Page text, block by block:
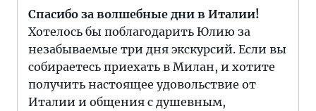
Спасибо за волшебные дни в Италии!
Хотелось бы поблагодарить Юлию за
незабываемые три дня экскурсий. Если вы
собираетесь приехать в Милан, и хотите
получить настоящее удовольствие от
Италии и общения с душевным,